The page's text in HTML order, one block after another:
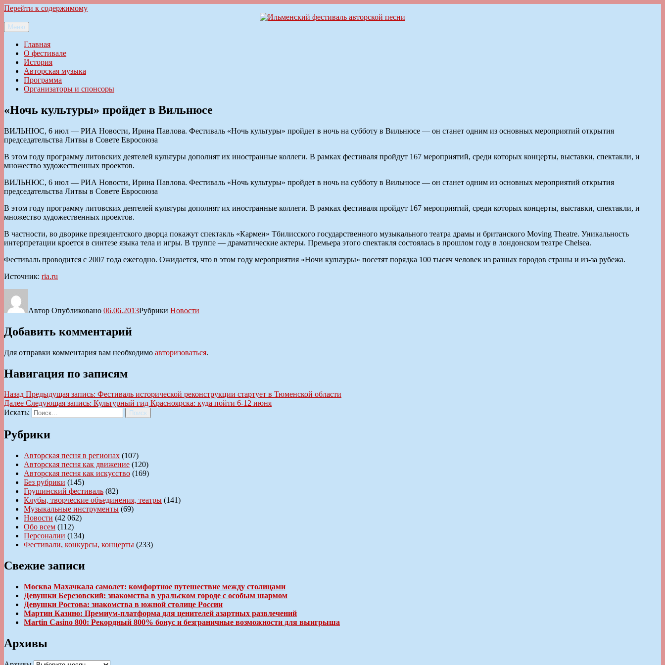
Перейти к содержимому
Ильменский фестиваль авторской песни
Меню
Главная
О фестивале
История
Авторская музыка
Программа
Организаторы и спонсоры
«Ночь культуры» пройдет в Вильнюсе
ВИЛЬНЮС, 6 июл — РИА Новости, Ирина Павлова. Фестиваль «Ночь культуры» пройдет в ночь на субботу в Вильнюсе — он станет одним из основных мероприятий открытия
председательства Литвы в Совете Евросоюза
В этом году программу литовских деятелей культуры дополнят их иностранные коллеги. В рамках фестиваля пройдут 167 мероприятий, среди которых концерты, выставки, спектакли, и
множество художественных проектов.
ВИЛЬНЮС, 6 июл — РИА Новости, Ирина Павлова. Фестиваль «Ночь культуры» пройдет в ночь на субботу в Вильнюсе — он станет одним из основных мероприятий открытия
председательства Литвы в Совете Евросоюза
В этом году программу литовских деятелей культуры дополнят их иностранные коллеги. В рамках фестиваля пройдут 167 мероприятий, среди которых концерты, выставки, спектакли, и
множество художественных проектов.
В частности, во дворике президентского дворца покажут спектакль «Кармен» Тбилисского государственного музыкального театра драмы и британского Moving Theatre. Уникальность
интерпретации кроется в синтезе языка тела и игры. В труппе — драматические актеры. Премьера этого спектакля состоялась в прошлом году в лондонском театре Chelsea.
Фестиваль проводится с 2007 года ежегодно. Ожидается, что в этом году мероприятия «Ночи культуры» посетят порядка 100 тысяч человек из разных городов страны и из-за рубежа.
Источник: ria.ru
Автор Опубликовано 06.06.2013Рубрики Новости
Добавить комментарий
Для отправки комментария вам необходимо авторизоваться.
Навигация по записям
Назад Предыдущая запись: Фестиваль исторической реконструкции стартует в Тюменской области
Далее Следующая запись: Культурный гид Красноярска: куда пойти 6-12 июня
Искать:
Поиск
Рубрики
Авторская песня в регионах (107)
Авторская песня как движение (120)
Авторская песня как искусство (169)
Без рубрики (145)
Грушинский фестиваль (82)
Клубы, творческие объединения, театры (141)
Музыкальные инструменты (69)
Новости (42 062)
Обо всем (112)
Персоналии (134)
Фестивали, конкурсы, концерты (233)
Свежие записи
Москва Махачкала самолет: комфортное путешествие между столицами
Девушки Березовский: знакомства в уральском городе с особым шармом
Девушки Ростова: знакомства в южной столице России
Мартин Казино: Премиум-платформа для ценителей азартных развлечений
Martin Casino 800: Рекордный 800% бонус и безграничные возможности для выигрыша
Архивы